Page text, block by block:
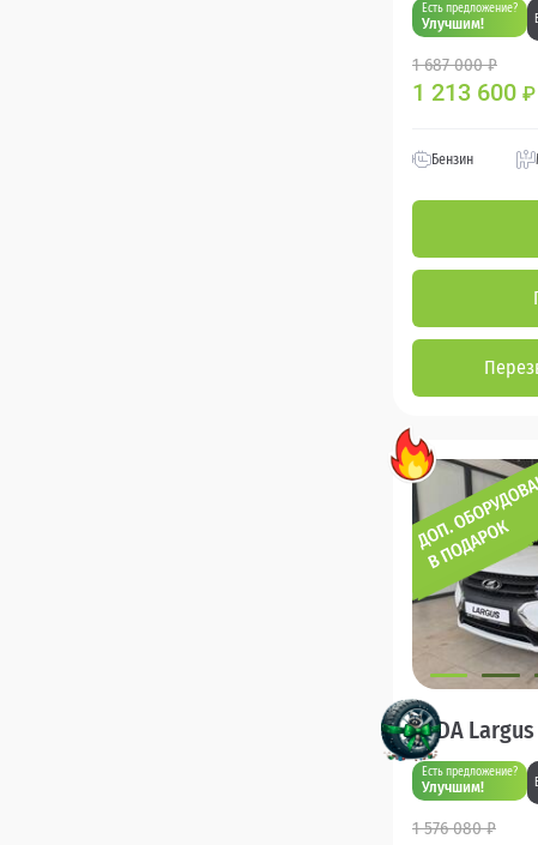
Есть предложение?
Улучшим!
1 687 000 ₽
1 213 600 ₽
Бензин
LADA Largus
Есть предложение?
Улучшим!
1 576 080 ₽